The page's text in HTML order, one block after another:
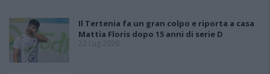
Il Tertenia fa un gran colpo e riporta a casa
Mattia Floris dopo 15 anni di serie D
22 Lug 2026